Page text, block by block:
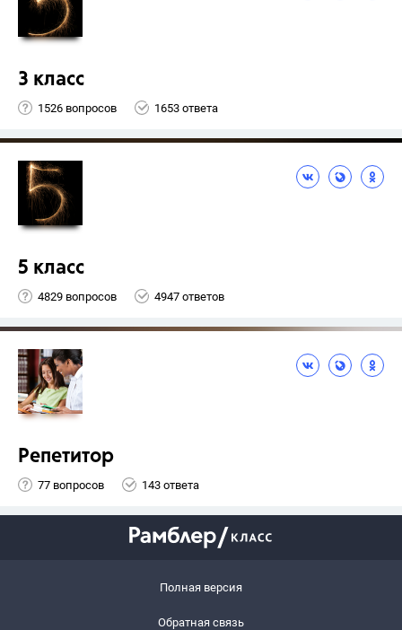
3 класс
1526 вопросов 1653 ответа
5 класс
4829 вопросов 4947 ответов
Репетитор
77 вопросов 143 ответа
Полная версия
Обратная связь